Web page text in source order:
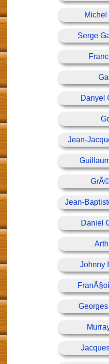
Serge
Danyel
Jean-
Jean-
Daniel
Johnny